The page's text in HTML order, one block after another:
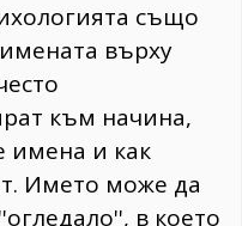
също
върху
към начина,
имена и как
Името може да
в което